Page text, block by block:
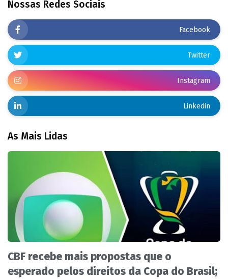
Nossas Redes Sociais
Facebook
Twitter
Instagram
Linkedin
As Mais Lidas
CBF recebe mais propostas que o
esperado pelos direitos da Copa do Brasil;